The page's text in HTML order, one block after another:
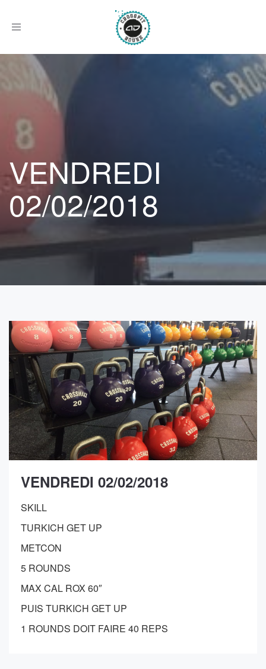
Afficher
VENDREDI
02/02/2018
VENDREDI 02/02/2018
SKILL
TURKICH GET UP
METCON
5 ROUNDS
MAX CAL ROX 60″
PUIS TURKICH GET UP
1 ROUNDS DOIT FAIRE 40 REPS